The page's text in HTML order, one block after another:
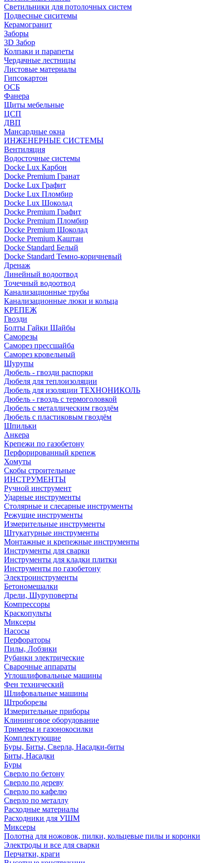
Светильники для потолочных систем
Подвесные сиситемы
Керамогранит
Заборы
3D Забор
Колпаки и парапеты
Чердачные лестницы
Листовые материалы
Гипсокартон
ОСБ
Фанера
Щиты мебельные
ЦСП
ДВП
Мансардные окна
ИНЖЕНЕРНЫЕ СИСТЕМЫ
Вентиляция
Водосточные системы
Docke Lux Карбон
Docke Premium Гранат
Docke Lux Графит
Docke Lux Пломбир
Docke Lux Шоколад
Docke Premium Графит
Docke Premium Пломбир
Docke Premium Шоколад
Docke Premium Каштан
Docke Standard Белый
Docke Standard Темно-коричневый
Дренаж
Линейный водоотвод
Точечный водоотвод
Канализационные трубы
Канализационные люки и кольца
КРЕПЕЖ
Гвозди
Болты Гайки Шайбы
Саморезы
Саморез прессшайба
Саморез кровельный
Шурупы
Дюбель - гвозди распорки
Дюбеля для теплоизоляции
Дюбель для изоляции ТЕХНОНИКОЛЬ
Дюбель - гвоздь с термоголовкой
Дюбель с металлическим гвоздём
Дюбель с пластиковым гвоздём
Шпильки
Анкера
Крепежи по газобетону
Перфорированный крепеж
Хомуты
Скобы строительные
ИНСТРУМЕНТЫ
Ручной инструмент
Ударные инструменты
Столярные и слесарные инструменты
Режущие инструменты
Измерительные инструменты
Штукатурные инструменты
Монтажные и крепежные инструменты
Инструменты для сварки
Инструменты для кладки плитки
Инструменты по газобетону
Электроинструменты
Бетономешалки
Дрели, Шуруповерты
Компрессоры
Краскопульты
Миксеры
Насосы
Перфораторы
Пилы, Лобзики
Рубанки электрические
Сварочные аппараты
Углошлифовальные машины
Фен технический
Шлифовальные машины
Штроборезы
Измерительные приборы
Клининговое оборудование
Тримеры и газонокосилки
Комплектующие
Буры, Биты, Сверла, Насадки-биты
Биты, Насадки
Буры
Сверло по бетону
Сверло по дереву
Сверло по кафелю
Сверло по металлу
Расходные материалы
Расходники для УШМ
Миксеры
Полотна для ножовок, пилки, кольцевые пилы и коронки
Электроды и все для сварки
Перчатки, краги